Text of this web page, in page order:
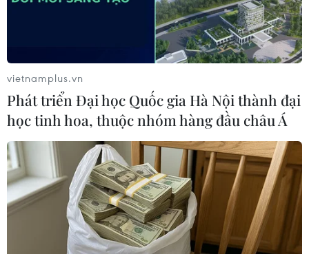
và Israel qua eo biển Hormuz
Giá dầu tăng khi nhà đầu tư thận trọng trước
tình hình Trung Đông
TIN LIÊN QUAN
vietnamplus.vn
Phát triển Đại học Quốc gia Hà Nội thành đại
học tinh hoa, thuộc nhóm hàng đầu châu Á